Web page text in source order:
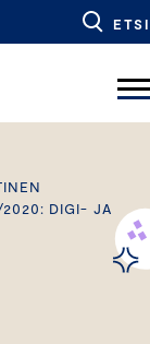
ETSI
2020: DIGI- JA